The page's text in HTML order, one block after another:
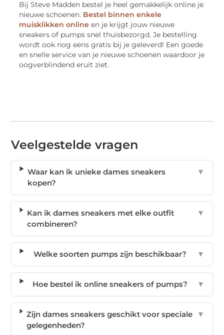
Bij Steve Madden bestel je heel gemakkelijk online je
nieuwe schoenen. Bestel binnen enkele
muisklikken online en je krijgt jouw nieuwe
sneakers of pumps snel thuisbezorgd. Je bestelling
wordt ook nog eens gratis bij je geleverd! Een goede
en snelle service van je nieuwe schoenen waardoor je
oogverblindend eruit ziet.
Veelgestelde vragen
Waar kan ik unieke dames sneakers
kopen?
▼
Kan ik dames sneakers met elke outfit
combineren?
▼
Welke soorten pumps zijn beschikbaar? ▼
Hoe bestel ik online sneakers of pumps? ▼
Zijn dames sneakers geschikt voor speciale
gelegenheden?
▼